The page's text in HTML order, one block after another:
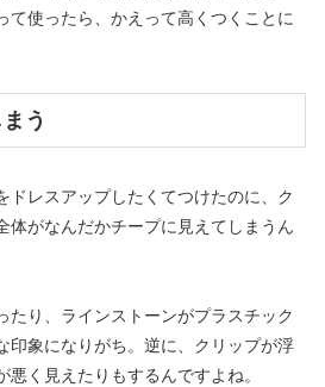
て使ったら、かえって高くつくことに
う
ドレスアップしたくてつけたのに、ク
体がなんだかチープに見えてしまうん
たり、ラインストーンがプラスチック
印象になりがち。逆に、クリップが浮
く見えたりもするんですよね。